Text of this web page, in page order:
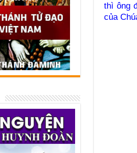
thì ông
của